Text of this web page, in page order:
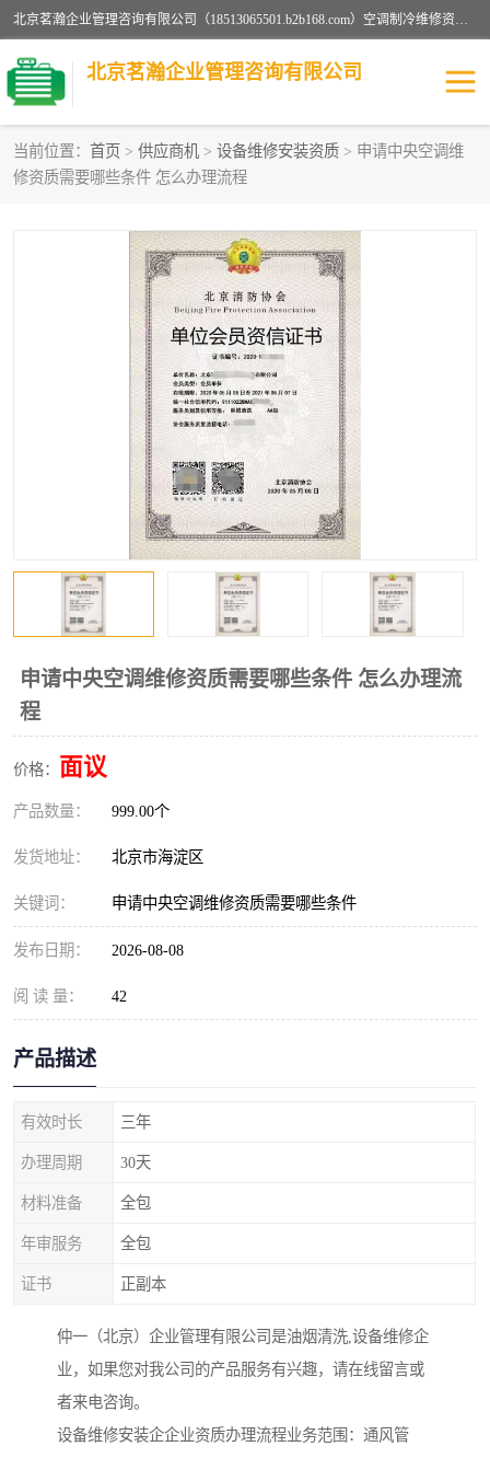
北京茗瀚企业管理咨询有限公司（18513065501.b2b168.com）空调制冷维修资质,油烟管道清洗资质,清洗行业资质公司秉承“顾客至上，锐意进缺的经营理念，我们提供高质量的产品，坚持“客户”的原则为广大客户提供贴心服务。如果你对公司的产品感兴趣，可以联系高经理，我们会用好的产品和服务让您满意。
北京茗瀚企业管理咨询有限公司
当前位置： 首页 > 供应商机 > 设备维修安装资质 > 申请中央空调维
修资质需要哪些条件 怎么办理流程
申请中央空调维修资质需要哪些条件 怎么办理流
程
价格： 面议
产品数量： 999.00个
发货地址： 北京市海淀区
关键词： 申请中央空调维修资质需要哪些条件
发布日期： 2026-08-08
阅 读 量： 42
产品描述
有效时长 三年
办理周期 30天
材料准备 全包
年审服务 全包
证书 正副本
仲一（北京）企业管理有限公司是油烟清洗,设备维修企
业，如果您对我公司的产品服务有兴趣，请在线留言或
者来电咨询。
设备维修安装企企业资质办理流程业务范围：通风管
烟道清洗资质
认证服务
防爆电气维修安装资质 空调制冷维修安装资质
矿用设备检修资质